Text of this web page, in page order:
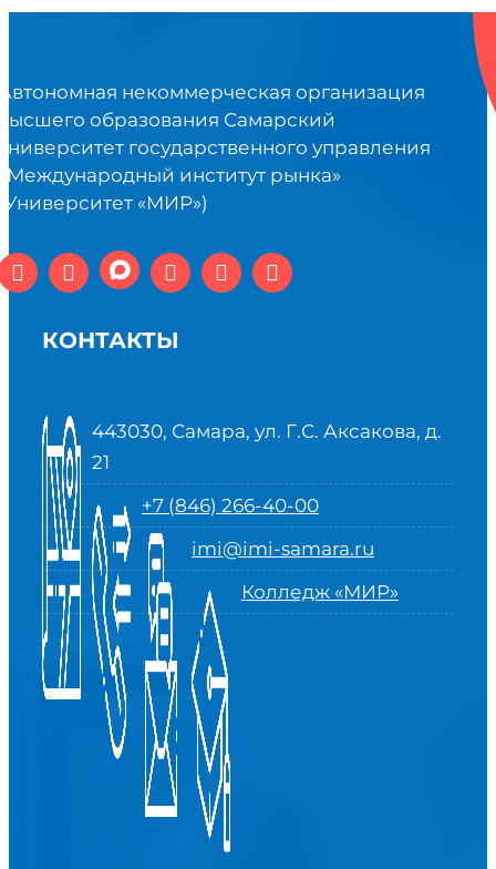
некоммерческая организация
образования Самарский
государственного управления
институт рынка»
«МИР»)
КОНТАКТЫ
443030, Самара, ул. Г.С. Аксакова, д.
21
+7 (846) 266-40-00
imi@imi-samara.ru
Колледж «МИР»